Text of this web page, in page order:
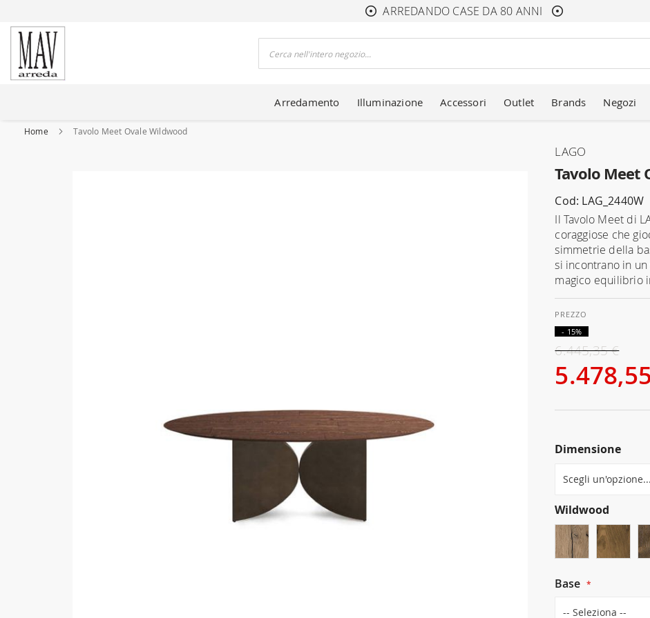
ARREDANDO CASE DA 80 ANNI
Arredamento Illuminazione Accessori Outlet Brands Negozi
Home Tavolo Meet Ovale Wildwood
Tavolo Meet
LAGO
Cod: LAG_2440W
Il Tavolo Meet di
coraggiose che
simmetrie della
si incontrano in
magico equilibrio
6.445,35 €
- 15%
Dimensione
Wildwood
Base